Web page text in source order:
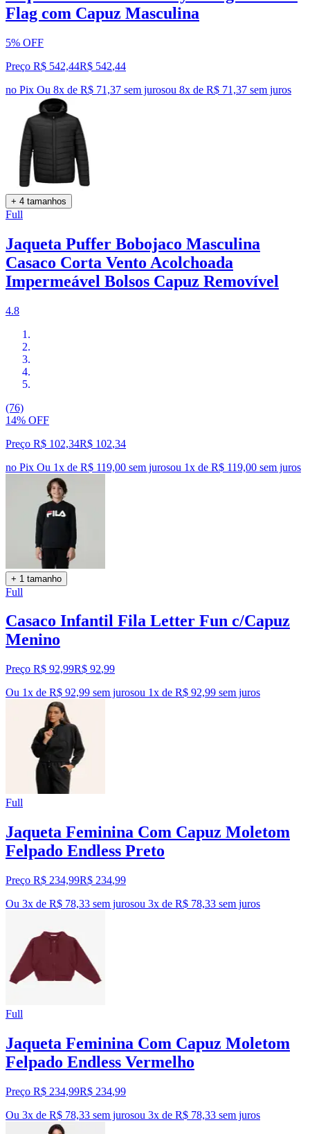
Flag com Capuz Masculina
5% OFF
Preço R$ 542,44R$ 542,44
no Pix Ou 8x de R$ 71,37 sem jurosou 8x de R$ 71,37 sem juros
+ 4 tamanhos
Full
Jaqueta Puffer Bobojaco Masculina
Casaco Corta Vento Acolchoada
Impermeável Bolsos Capuz Removível
4.8
(76)
14% OFF
Preço R$ 102,34R$ 102,34
no Pix Ou 1x de R$ 119,00 sem jurosou 1x de R$ 119,00 sem juros
+ 1 tamanho
Full
Casaco Infantil Fila Letter Fun c/Capuz
Menino
Preço R$ 92,99R$ 92,99
Ou 1x de R$ 92,99 sem jurosou 1x de R$ 92,99 sem juros
Full
Jaqueta Feminina Com Capuz Moletom
Felpado Endless Preto
Preço R$ 234,99R$ 234,99
Ou 3x de R$ 78,33 sem jurosou 3x de R$ 78,33 sem juros
Full
Jaqueta Feminina Com Capuz Moletom
Felpado Endless Vermelho
Preço R$ 234,99R$ 234,99
Ou 3x de R$ 78,33 sem jurosou 3x de R$ 78,33 sem juros